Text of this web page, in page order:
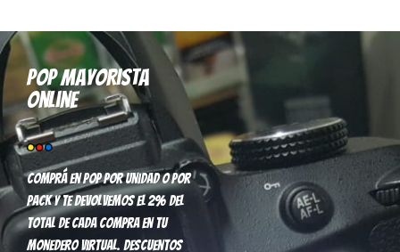
Pop mayorista
online
Comprá en pop por unidad o por
pack y te devolvemos el 2% del
total de cada compra en tu
monedero virtual. Descuentos